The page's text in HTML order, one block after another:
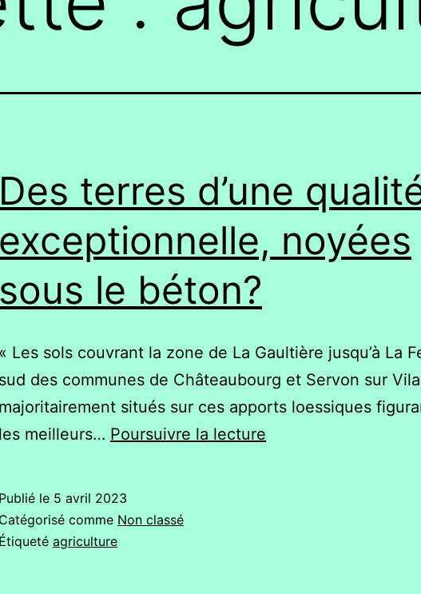
Des terres d’une
exceptionnelle, noyées
sous le béton?
« Les sols couvrant la zone de La Gaultière jusqu’à La
sud des communes de Châteaubourg et Servon sur
majoritairement situés sur ces apports loessiques
les meilleurs… Poursuivre la lecture
Publié le 5 avril 2023
Catégorisé comme Non classé
Étiqueté agriculture